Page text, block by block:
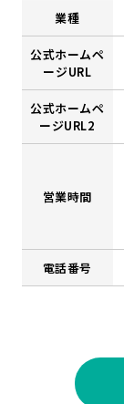
業種
公式ホームペ
ージURL
公式ホームペ
ージURL2
営業時間
電話番号